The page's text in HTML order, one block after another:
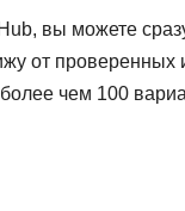
вы можете
от проверенных
чем 100